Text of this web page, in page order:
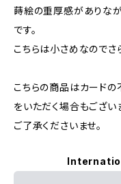
蒔絵の重厚感がありな
です。
こちらは小さめなのでさ
こちらの商品はカード
をいただく場合もござい
ご了承くださいませ。